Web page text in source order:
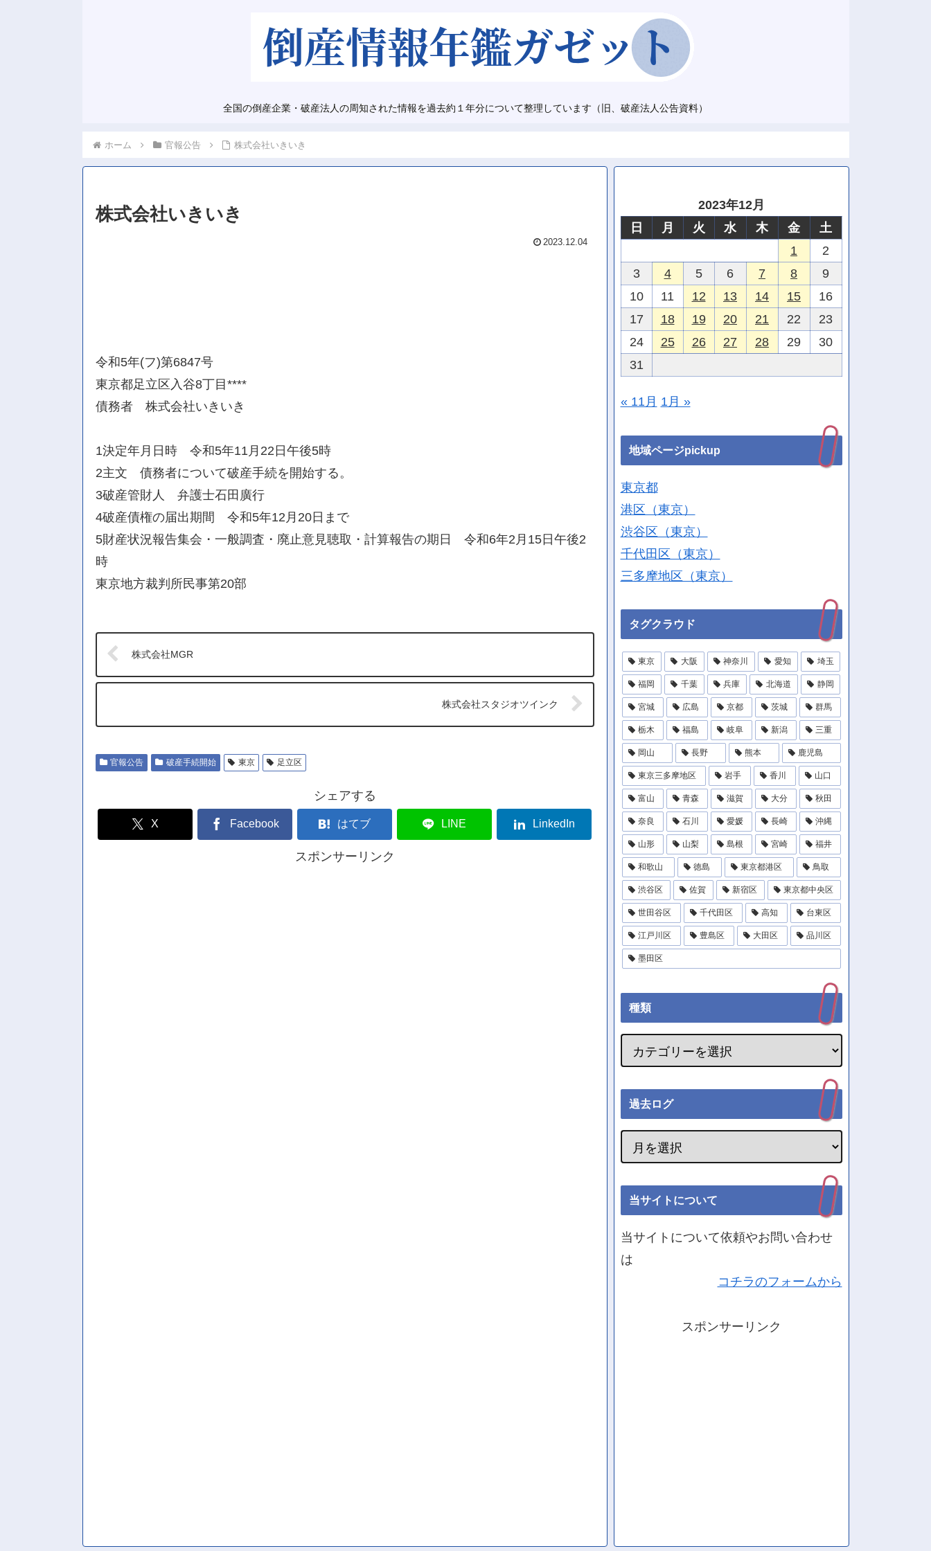
全国の倒産企業・破産法人の周知された情報を過去約１年分について整理しています（旧、破産法人公告資料）
ホーム 官報公告 株式会社いきいき
株式会社いきいき
2023.12.04
令和5年(フ)第6847号
東京都足立区入谷8丁目****
債務者 株式会社いきいき
1決定年月日時 令和5年11月22日午後5時
2主文 債務者について破産手続を開始する。
3破産管財人 弁護士石田廣行
4破産債権の届出期間 令和5年12月20日まで
5財産状況報告集会・一般調査・廃止意見聴取・計算報告の期日 令和6年2月15日午後2
時
東京地方裁判所民事第20部
株式会社MGR
株式会社スタジオツインク
官報公告 破産手続開始 東京 足立区
シェアする
X Facebook はてブ LINE LinkedIn
スポンサーリンク
2023年12月
日
月 火 水 木 金
土
1
2
3
4 5 6 7 8
9
10
11 12 13 14 15
16
17
18 19 20 21 22
23
24
25 26 27 28 29
30
31
« 11月 1月 »
地域ページpickup
東京都
港区（東京）
渋谷区（東京）
千代田区（東京）
三多摩地区（東京）
タグクラウド
東京 大阪 神奈川 愛知 埼玉
福岡 千葉 兵庫 北海道 静岡
宮城 広島 京都 茨城 群馬
栃木 福島 岐阜 新潟 三重
岡山 長野 熊本 鹿児島
東京三多摩地区 岩手 香川 山口
富山 青森 滋賀 大分 秋田
奈良 石川 愛媛 長崎 沖縄
山形 山梨 島根 宮崎 福井
和歌山 徳島 東京都港区 鳥取
渋谷区 佐賀 新宿区 東京都中央区
世田谷区 千代田区 高知 台東区
江戸川区 豊島区 大田区 品川区
墨田区
種類
過去ログ
当サイトについて
当サイトについて依頼やお問い合わせ
は
コチラのフォームから
スポンサーリンク